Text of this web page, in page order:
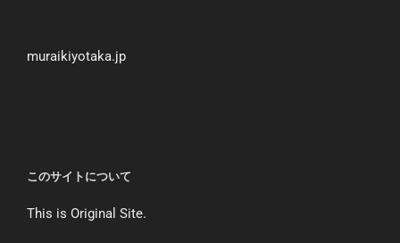
muraikiyotaka.jp
このサイトについて
This is Original Site.